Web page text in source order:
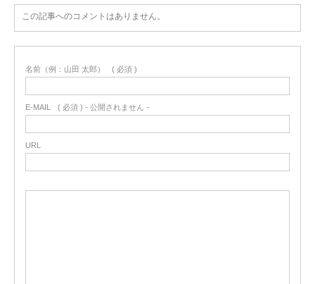
この記事へのコメントはありません。
名前（例：山田 太郎） ( 必須 )
E-MAIL ( 必須 ) - 公開されません -
URL